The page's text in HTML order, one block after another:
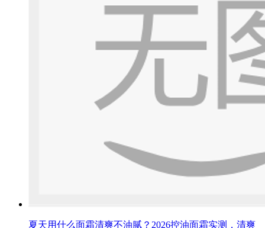
夏天用什么面霜清爽不油腻？2026控油面霜实测，清爽